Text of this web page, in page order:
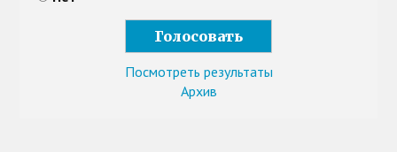
Посмотреть результаты
Архив